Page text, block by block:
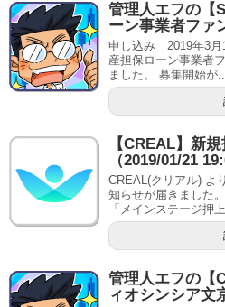
管理人エフの【
ーン事業者ファ
申し込み 2019年3月
産担保ローン事業者
ました。 募集開始が
【CREAL】新
（2019/01/21
CREAL(クリアル) よ
知らせが届きました
「メインステージ押
管理人エフの【
ィオシンシア文